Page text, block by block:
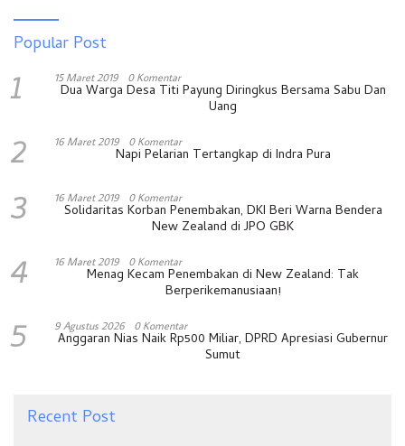
Popular Post
1 15 Maret 2019 0 Komentar
Dua Warga Desa Titi Payung Diringkus Bersama Sabu Dan
Uang
2 16 Maret 2019 0 Komentar
Napi Pelarian Tertangkap di Indra Pura
3 16 Maret 2019 0 Komentar
Solidaritas Korban Penembakan, DKI Beri Warna Bendera
New Zealand di JPO GBK
4 16 Maret 2019 0 Komentar
Menag Kecam Penembakan di New Zealand: Tak
Berperikemanusiaan!
5 9 Agustus 2026 0 Komentar
Anggaran Nias Naik Rp500 Miliar, DPRD Apresiasi Gubernur
Sumut
Recent Post